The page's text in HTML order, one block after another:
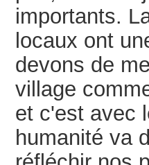
importants.
locaux ont
devons de
village
et c'est avec
humanité va